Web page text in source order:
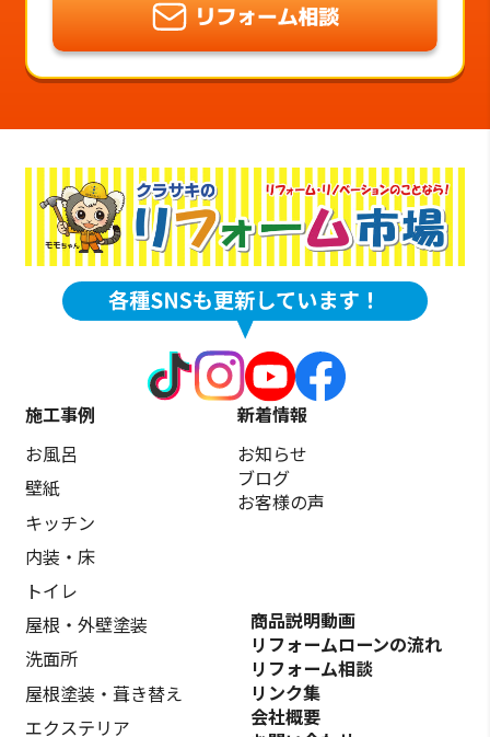
施工事例
お風呂
壁紙
キッチン
内装・床
トイレ
屋根・外壁塗装
洗面所
屋根塗装・葺き替え
エクステリア
新着情報
お知らせ
ブログ
お客様の声
商品説明動画
リフォームローンの流れ
リフォーム相談
リンク集
会社概要